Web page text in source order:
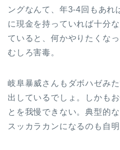
ングなんて、年3-4回もあれ
に現金を持っていれば十分
ていると、何かやりたくな
むしろ害毒。
岐阜暴威さんもダボハゼみ
出しているでしょ。しかも
とを我慢できない。典型的
スッカラカンになるのも自明